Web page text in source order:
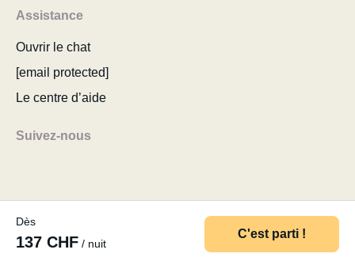
Dès
137 CHF / nuit
C'est parti !
Assistance
Ouvrir le chat
[email protected]
Le centre d’aide
Suivez-nous
© 2026 MyCamper AG
Conditions d’utilisation
Politique de confidentialité
Mentions légales